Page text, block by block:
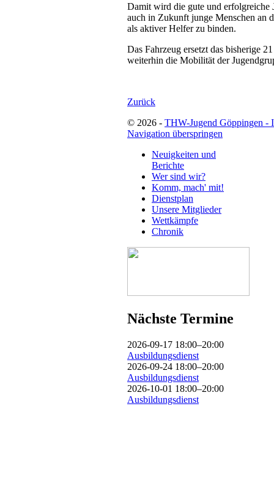
Damit wird die gute und erfolgreiche
auch in Zukunft junge Menschen an
als aktiver Helfer zu binden.
Das Fahrzeug ersetzt das bisherige
weiterhin die Mobilität der
Zurück
© 2026 - THW-Jugend Göppingen -
Navigation überspringen
Neuigkeiten und
Berichte
Wer sind wir?
Komm, mach' mit!
Dienstplan
Unsere Mitglieder
Wettkämpfe
Chronik
Nächste Termine
2026-09-17 18:00–20:00
Ausbildungsdienst
2026-09-24 18:00–20:00
Ausbildungsdienst
2026-10-01 18:00–20:00
Ausbildungsdienst